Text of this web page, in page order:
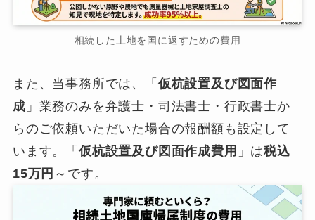
相続した土地を国に返すための費用
また、当事務所では、「 仮杭設置及び図面作
成 」業務のみを弁護士・司法書士・行政書士か
らのご依頼いただいた場合の報酬額も設定して
います。「 仮杭設置及び図面作成費用 」は税込
15万円 ～です。